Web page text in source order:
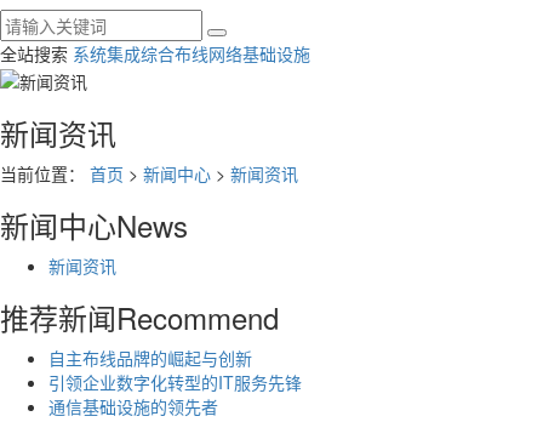
全站搜索 系统集成综合布线网络基础设施
新闻资讯
当前位置： 首页 > 新闻中心 > 新闻资讯
新闻中心News
新闻资讯
推荐新闻Recommend
自主布线品牌的崛起与创新
引领企业数字化转型的IT服务先锋
通信基础设施的领先者